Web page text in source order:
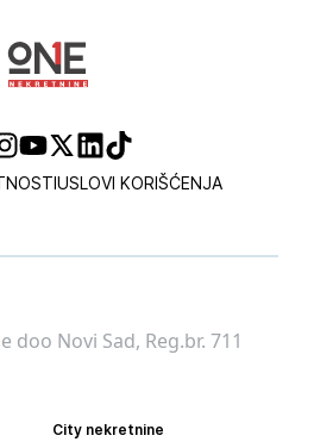
USLOVI KORIŠĆENJA
doo Novi Sad, Reg.br. 711
City nekretnine